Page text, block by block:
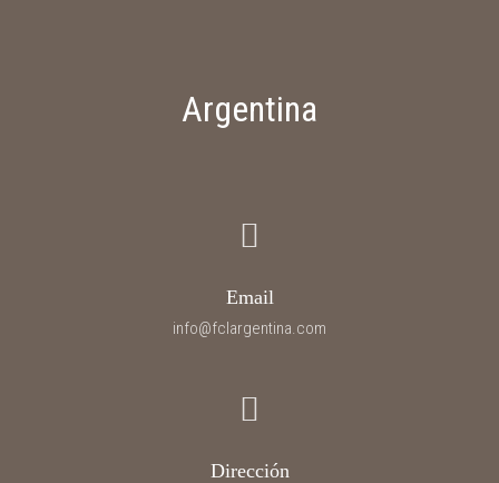
Argentina
Email
info@fclargentina.com
Dirección